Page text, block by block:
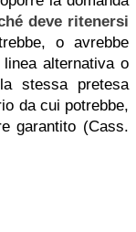
deve ritenersi
o avrebbe
linea alternativa o
stessa pretesa
da cui potrebbe,
garantito (Cass.